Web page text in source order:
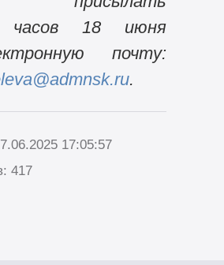
18 июня
почту:
.
17:05:57
417